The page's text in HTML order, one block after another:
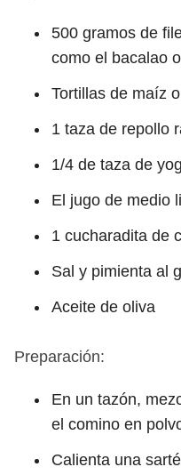
500 gramos de
como el bacalao
Tortillas de maíz
1 taza de repollo
1/4 de taza de
El jugo de medio
1 cucharadita de
Sal y pimienta al
Aceite de oliva
Preparación:
En un tazón,
el comino en
Calienta una